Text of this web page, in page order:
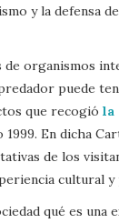
y la defensa
de organismos
puede
que recogió la
1999. En dicha
de los
cultural
qué es